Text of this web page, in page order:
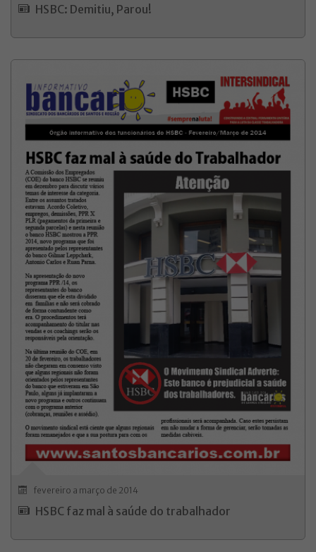
HSBC: Demitiu, Parou!
fevereiro a março de 2014
HSBC faz mal à saúde do trabalhador